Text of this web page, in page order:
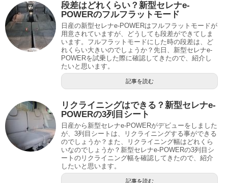
段差はどれくらい？新型セレナe-
POWERのフルフラットモード
日産の新型セレナe-POWERはフルフラットモードが
用意されていますが、どうしても段差ができてしま
います。フルフラットモードにした時の段差は、ど
れくらい大きいのでしょうか？先日、新型セレナe-
POWERを試乗した際に確認してきたので、紹介し
たいと思います。
記事を読む
リクライニングはできる？新型セレナe-
POWERの3列目シート
日産から新型セレナe-POWERがデビューをしました
が、3列目シートは、リクライニングする事ができる
のでしょうか？また、リクライニング幅はどれくら
いなのでしょうか？新型セレナe-POWERの3列目シ
ートのリクライニング幅を確認してきたので、紹介
したいと思います。
記事を読む